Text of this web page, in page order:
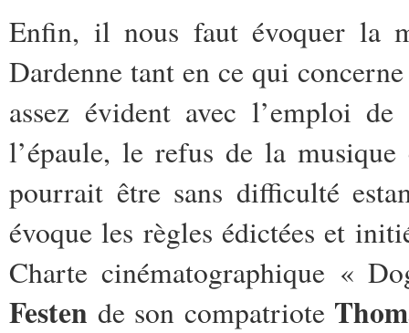
Enfin, il nous faut évoquer la
Dardenne tant en ce qui
assez évident avec l’emploi
l’épaule, le refus de la
pourrait être sans difficulté
évoque les règles édictées et
Charte cinématographique «
Festen de son compatriote